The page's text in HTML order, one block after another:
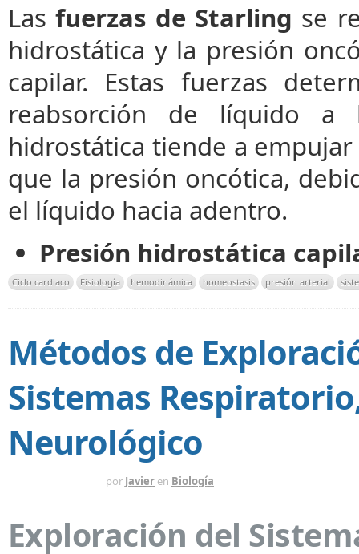
Lasfuerzas de Starling se
hidrostática y la presión
capilar. Estas fuerzas
reabsorción de líquido
hidrostática tiende a
que la presión oncótica,
el líquido hacia adentro.
Presión hidrostática
Ciclo cardiaco Fisiología hemodinámica homeostasis presión arterial
Métodos de
Sistemas
Neurológico
por Javier en Biología
Exploración del